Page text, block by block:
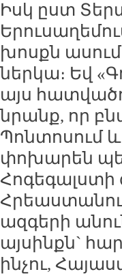
Իսկ ըստ
խոսքն
ներկա։ Եվ
այս
նրանք, որ
Պոնտոսում
փոխարեն
Հոգեգալստի
ազգերի
այսինքն`
ինչու,